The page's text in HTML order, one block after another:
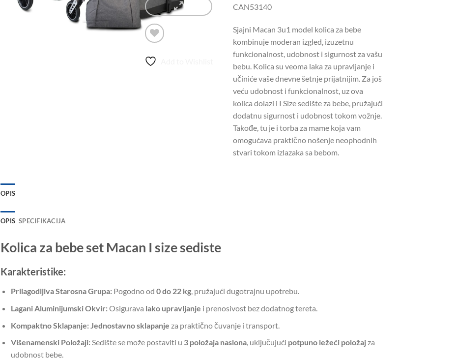
CAN53140
Sjajni Macan 3u1 model kolica za bebe
kombinuje moderan izgled, izuzetnu
funkcionalnost, udobnost i sigurnost za vašu
bebu. Kolica su veoma laka za upravljanje i
učiniće vaše dnevne šetnje prijatnijim. Za još
veću udobnost i funkcionalnost, uz ova
kolica dolazi i I Size sedište za bebe, pružajući
dodatnu sigurnost i udobnost tokom vožnje.
Takođe, tu je i torba za mame koja vam
omogućava praktično nošenje neophodnih
stvari tokom izlazaka sa bebom.
OPIS
OPIS SPECIFIKACIJA
Kolica za bebe set Macan I size sediste
Karakteristike:
Prilagodljiva Starosna Grupa:Pogodno od 0 do 22 kg, pružajući dugotrajnu upotrebu.
Lagani Aluminijumski Okvir:Osigurava lako upravljanje i prenosivost bez dodatnog tereta.
Kompaktno Sklapanje: Jednostavno sklapanje za praktično čuvanje i transport.
Višenamenski Položaji:Sedište se može postaviti u 3 položaja naslona, uključujući potpuno ležeći položajza
udobnost bebe.